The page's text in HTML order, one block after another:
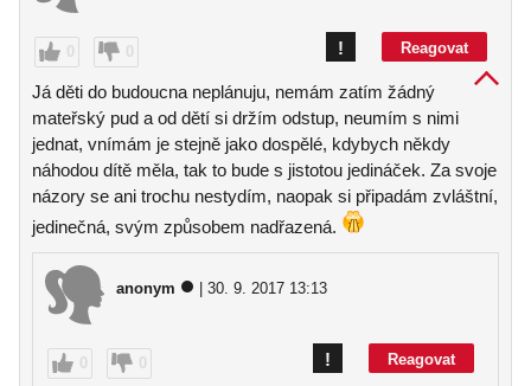
0 0 Reagovat
!
Já děti do budoucna neplánuju, nemám zatím žádný
mateřský pud a od dětí si držím odstup, neumím s nimi
jednat, vnímám je stejně jako dospělé, kdybych někdy
náhodou dítě měla, tak to bude s jistotou jedináček. Za svoje
názory se ani trochu nestydím, naopak si připadám zvláštní,
jedinečná, svým způsobem nadřazená.
anonym | 30. 9. 2017 13:13
0 0 Reagovat
!